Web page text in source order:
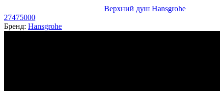
Верхний душ Hansgrohe
27475000
Бренд: Hansgrohe